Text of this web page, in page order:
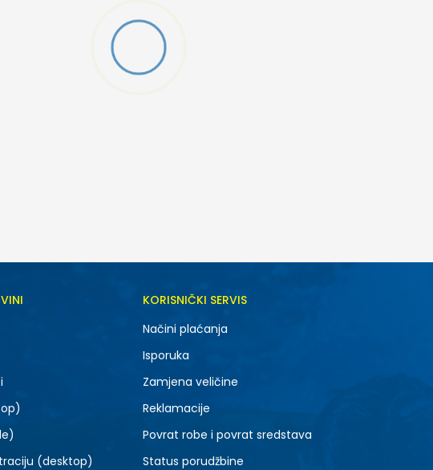
(desktop)
KORISNIČKI SERVIS
Načini plaćanja
Isporuka
Zamjena veličine
Reklamacije
Povrat robe i povrat sredstava
Status porudžbine